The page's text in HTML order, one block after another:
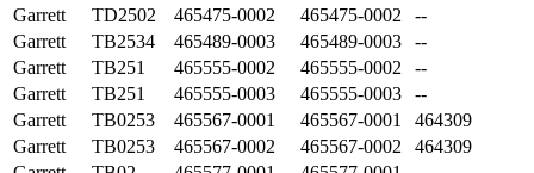
Garrett
TD2502 465475-0002 465475-0002
--
Garrett
TB2534 465489-0003 465489-0003
--
Garrett
TB251 465555-0002 465555-0002
--
Garrett
TB251 465555-0003 465555-0003
--
Garrett
TB0253 465567-0001 465567-0001
464309
Garrett
TB0253 465567-0002 465567-0002
464309